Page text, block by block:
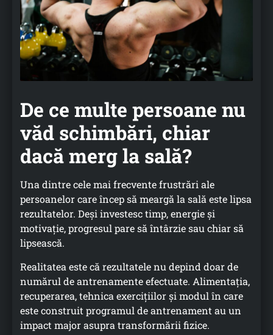
De ce multe persoane nu
văd schimbări, chiar
dacă merg la sală?
Una dintre cele mai frecvente frustrări ale
persoanelor care încep să meargă la sală este lipsa
rezultatelor. Deși investesc timp, energie și
motivație, progresul pare să întârzie sau chiar să
lipsească.
Realitatea este că rezultatele nu depind doar de
numărul de antrenamente efectuate. Alimentația,
recuperarea, tehnica exercițiilor și modul în care
este construit programul de antrenament au un
impact major asupra transformării fizice.